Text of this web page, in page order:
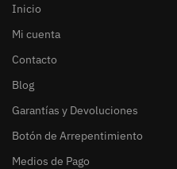
Inicio
Mi cuenta
Contacto
Blog
Garantías y Devoluciones
Botón de Arrepentimiento
Medios de Pago